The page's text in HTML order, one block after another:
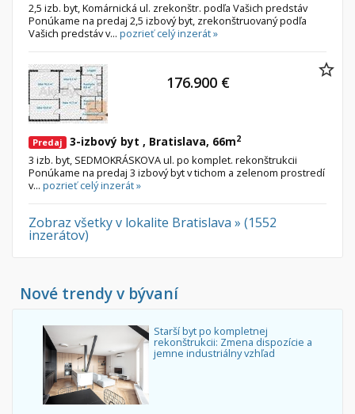
2,5 izb. byt, Komárnická ul. zrekonštr. podľa Vašich predstáv
Ponúkame na predaj 2,5 izbový byt, zrekonštruovaný podľa
Vašich predstáv v... pozrieť celý inzerát »
Predaj 3-izbový byt , Bratislava, 66m2
3 izb. byt, SEDMOKRÁSKOVA ul. po komplet. rekonštrukcii
Ponúkame na predaj 3 izbový byt v tichom a zelenom prostredí
v... pozrieť celý inzerát »
176.900 €
Zobraz všetky v lokalite Bratislava » (1552
inzerátov)
Nové trendy v bývaní
Starší byt po kompletnej
rekonštrukcii: Zmena dispozície a
jemne industriálny vzhľad